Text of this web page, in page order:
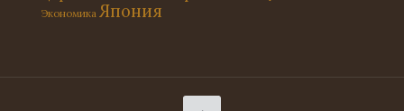
Экономика Япония